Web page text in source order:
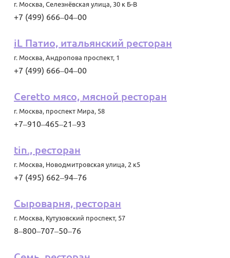
г. Москва, Селезнёвская улица, 30 к Б-В
+7 (499) 666‒04‒00
iL Патио, итальянский ресторан
г. Москва, Андропова проспект, 1
+7 (499) 666‒04‒00
Ceretto мясо, мясной ресторан
г. Москва, проспект Мира, 58
+7‒910‒465‒21‒93
tin., ресторан
г. Москва, Новодмитровская улица, 2 к5
+7 (495) 662‒94‒76
Сыроварня, ресторан
г. Москва, Кутузовский проспект, 57
8‒800‒707‒50‒76